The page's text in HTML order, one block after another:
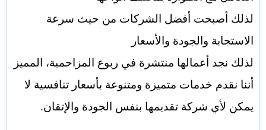
لذلك أصبحت أفضل الشركات من حيث سرعة
الاستجابة والجودة والأسعار
لذلك نجد أعمالها منتشرة في ربوع المزاحمية، المميز
أننا نقدم خدمات متميزة ومتنوعة بأسعار تنافسية لا
يمكن لأي شركة تقديمها بنفس الجودة والإتقان.